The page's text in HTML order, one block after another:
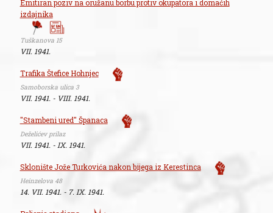
Emitiran poziv na oružanu borbu protiv okupatora i domaćih
izdajnika
Tuškanova 15
VII. 1941.
Trafika Štefice Hohnjec
Samoborska ulica 3
VII. 1941. - VIII. 1941.
"Stambeni ured" Španaca
Deželićev prilaz
VII. 1941. - IX. 1941.
Sklonište Jože Turkovića nakon bijega iz Kerestinca
Heinzelova 48
14. VII. 1941. - 7. IX. 1941.